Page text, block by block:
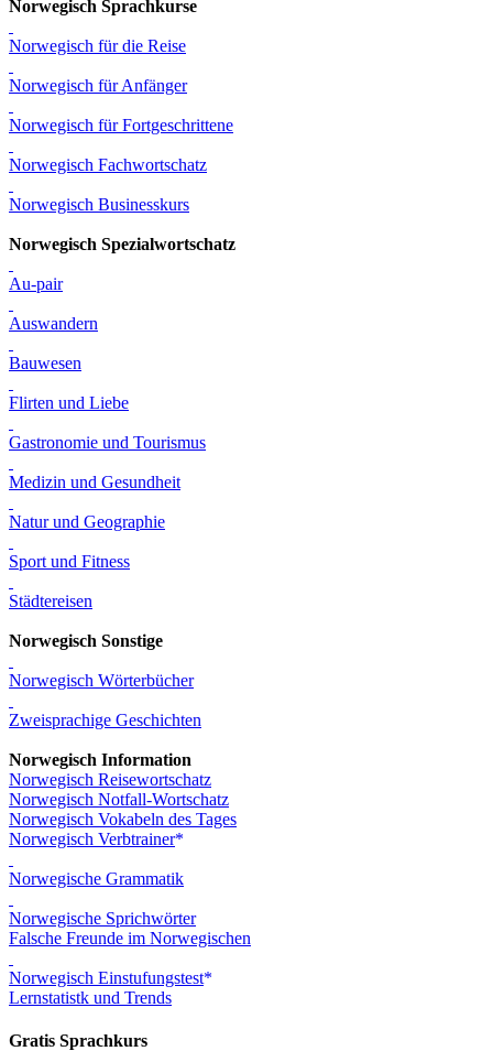
Norwegisch Sprachkurse
Norwegisch für die Reise
Norwegisch für Anfänger
Norwegisch für Fortgeschrittene
Norwegisch Fachwortschatz
Norwegisch Businesskurs
Norwegisch Spezialwortschatz
Au-pair
Auswandern
Bauwesen
Flirten und Liebe
Gastronomie und Tourismus
Medizin und Gesundheit
Natur und Geographie
Sport und Fitness
Städtereisen
Norwegisch Sonstige
Norwegisch Wörterbücher
Zweisprachige Geschichten
Norwegisch Information
Norwegisch Reisewortschatz
Norwegisch Notfall-Wortschatz
Norwegisch Vokabeln des Tages
Norwegisch Verbtrainer
Norwegische Grammatik
Norwegische Sprichwörter
Falsche Freunde im Norwegischen
Norwegisch Einstufungstest
Lernstatistk und Trends
Gratis Sprachkurs